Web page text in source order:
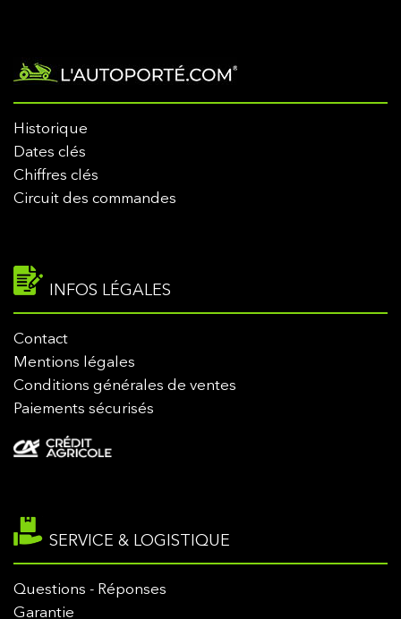
Historique
Dates clés
Chiffres clés
Circuit des commandes
INFOS LÉGALES
Contact
Mentions légales
Conditions générales de ventes
Paiements sécurisés
SERVICE & LOGISTIQUE
Questions - Réponses
Garantie